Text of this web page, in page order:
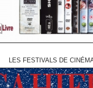
LES FESTIVALS DE